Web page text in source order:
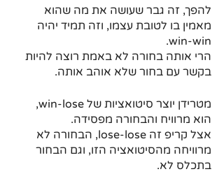
להפך, זה גבר שעושה את מה שהוא
מאמין בו לטובת עצמו, וזה תמיד יהיה
win-win.
הרי אותה בחורה לא באמת רוצה להיות
בקשר עם בחור שלא אוהב אותה.
מטרידן יוצר סיטואציות של win-lose,
הוא מרוויח והבחורה מפסידה.
אצל קריפ זה lose-lose, הבחורה לא
מרוויחה מהסיטואציה הזו, וגם הבחור
בתכלס לא.